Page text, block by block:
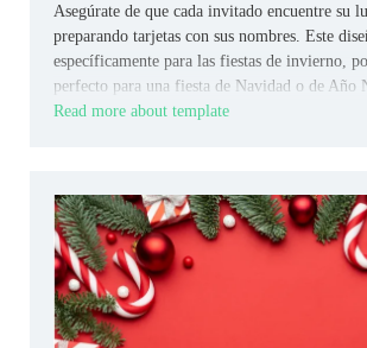
Asegúrate de que cada invitado encuentre su
preparando tarjetas con sus nombres. Este
específicamente para las fiestas de invierno,
perfecto para una fiesta de Navidad o de Año
Read more about template